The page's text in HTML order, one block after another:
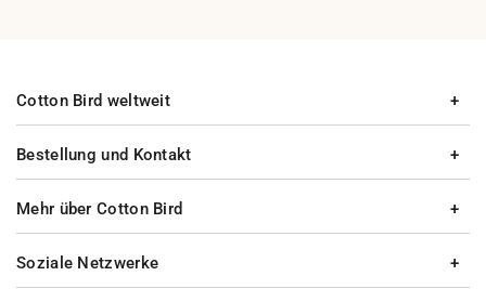
Bestellung und Kontakt
Mehr über Cotton Bird
Cotton Bird weltweit
Soziale Netzwerke